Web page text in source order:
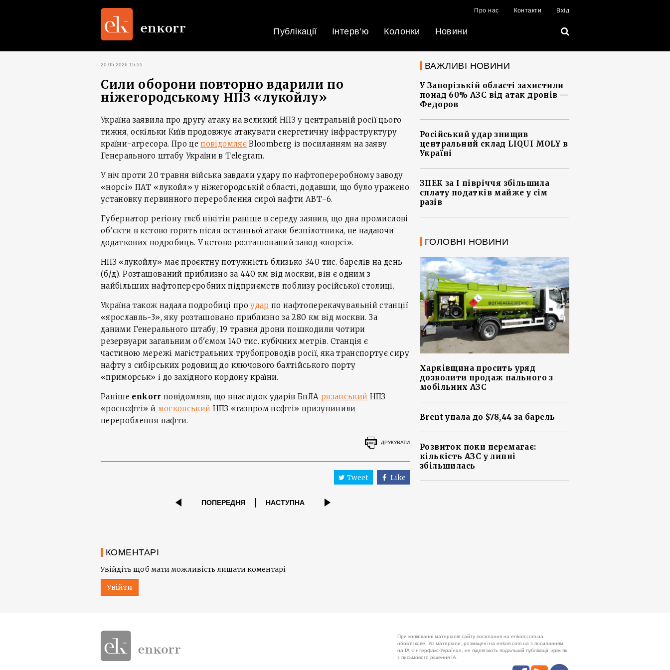
Про нас Контакти Вхід
Публікації Інтерв’ю Колонки Новини
20.05.2026 15:55
Сили оборони повторно вдарили по
ніжегородському НПЗ «лукойлу»
Україна заявила про другу атаку на великий НПЗ у центральній росії цього
тижня, оскільки Київ продовжує атакувати енергетичну інфраструктуру
країни-агресора. Про цеповідомляєBloomberg із посиланням на заяву
Генерального штабу України в Telegram.
У ніч проти 20 травня війська завдали удару по нафтопереробному заводу
«норсі» ПАТ «лукойл» у ніжегородській області, додавши, що було уражено
установку первинного перероблення сирої нафти АВТ-6.
Губернатор регіону глєб нікітін раніше в середу заявив, що два промислові
об'єкти в кстово горять після останньої атаки безпілотника, не надаючи
додаткових подробиць. У кстово розташований завод «норсі».
НПЗ «лукойлу» має проєктну потужність близько 340 тис. барелів на день
(б/д). Розташований приблизно за 440 км від москви, він є одним з
найбільших нафтопереробних підприємств поблизу російської столиці.
Україна також надала подробиці проудар по нафтоперекачувальній станції
«ярославль-3», яку розташовано приблизно за 280 км від москви. За
даними Генерального штабу, 19 травня дрони пошкодили чотири
резервуари загальним об'ємом 140 тис. кубічних метрів. Станція є
частиною мережі магістральних трубопроводів росії, яка транспортує сиру
нафту з сибірських родовищ до ключового балтійського порту
«приморськ» і до західного кордону країни.
Раніше enkorr повідомляв, що внаслідок ударів БпЛА рязанський НПЗ
«роснєфті» й московський НПЗ «газпром нєфті» призупинили
перероблення нафти.
ДРУКУВАТИ
Tweet Like
ПОПЕРЕДНЯ НАСТУПНА
КОМЕНТАРІ
Увійдіть щоб мати можливість лишати коментарі
Увійти
ВАЖЛИВІ НОВИНИ
У Запорізькій області захистили
понад 60% АЗС від атак дронів —
Федоров
Російський удар знищив
центральний склад LIQUI MOLY в
Україні
ЗПЕК за І півріччя збільшила
сплату податків майже у сім
разів
ГОЛОВНІ НОВИНИ
Харківщина просить уряд
дозволити продаж пального з
мобільних АЗС
Brent упала до $78,44 за барель
Розвиток поки перемагає:
кількість АЗС у липні
збільшилась
При копіюванні матеріалів сайту посилання на enkorr.com.ua
обов'язкове. Усі матеріали, розміщені на enkorr.com.ua з посиланням
на ІА «Інтерфакс-Україна», не підлягають подальшій публікації, крім як
з письмового рішення ІА.